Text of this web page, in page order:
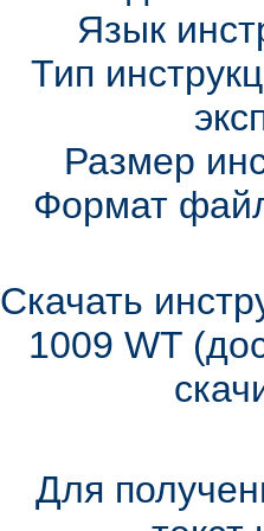
Язык
Тип
Размер
Формат
Скачать
1009 WT
Для